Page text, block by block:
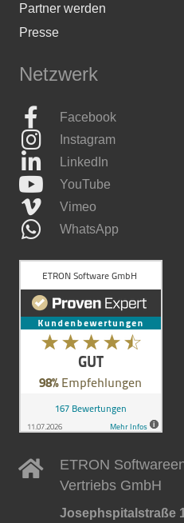
Partner werden
Presse
Netzwerk
Facebook
Instagram
LinkedIn
YouTube
Vimeo
WhatsApp
ETRON
Vertriebs GmbH
Josephspitalstraße